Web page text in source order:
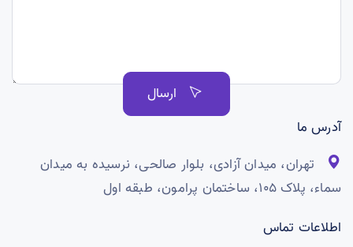
ارسال
آدرس ما
تهران، میدان آزادی، بلوار صالحی، نرسیده به میدان
سماء، پلاک ۱۰۵، ساختمان پرامون، طبقه اول
اطلاعات تماس